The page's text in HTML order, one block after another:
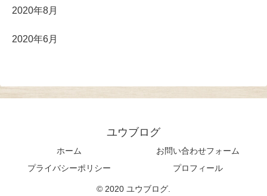
2020年8月
2020年6月
ユウブログ
ホーム
お問い合わせフォーム
プライバシーポリシー
プロフィール
© 2020 ユウブログ.